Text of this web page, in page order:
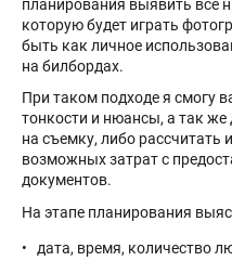
планирования выявить все
которую будет играть
быть как личное
на билбордах.
При таком подходе я смогу
тонкости и нюансы, а так
на съемку, либо рассчитать
возможных затрат с
документов.
На этапе планирования
дата, время, количество